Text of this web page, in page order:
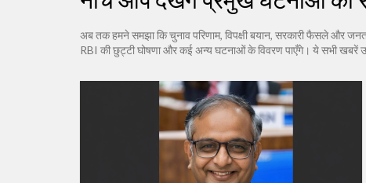
अब तक हमने समझा कि चुनाव परिणाम, विपक्षी बयान, सरकारी फैसले और
RBI की छुट्टी घोषणा और कई अन्य घटनाओं के विवरण पाएँगे। ये सभी खबरें